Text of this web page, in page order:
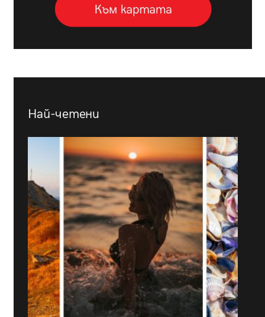
Най-четени